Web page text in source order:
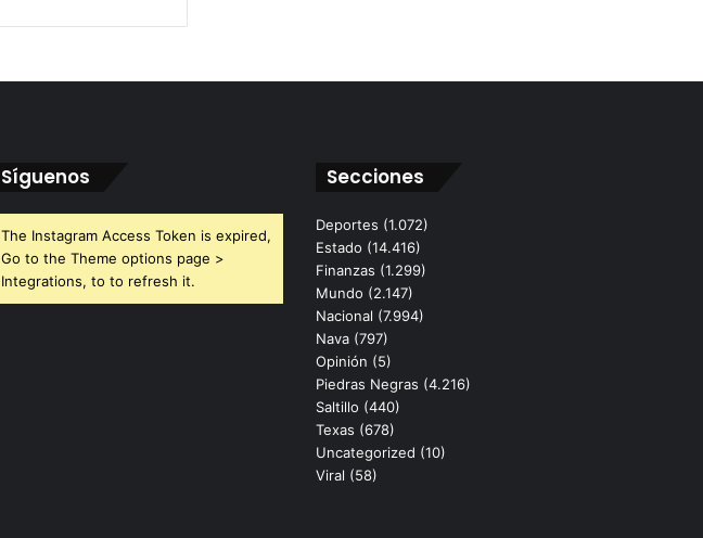
Síguenos
The Instagram Access Token is expired,
Go to the Theme options page >
Integrations, to to refresh it.
Secciones
Deportes (1.072)
Estado (14.416)
Finanzas (1.299)
Mundo (2.147)
Nacional (7.994)
Nava (797)
Opinión (5)
Piedras Negras (4.216)
Saltillo (440)
Texas (678)
Uncategorized (10)
Viral (58)